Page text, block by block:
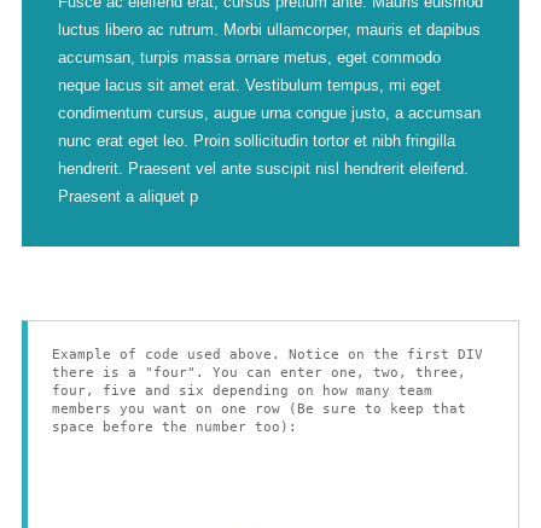
luctus libero ac rutrum. Morbi ullamcorper, mauris et dapibus
accumsan, turpis massa ornare metus, eget commodo
neque lacus sit amet erat. Vestibulum tempus, mi eget
condimentum cursus, augue urna congue justo, a accumsan
nunc erat eget leo. Proin sollicitudin tortor et nibh fringilla
hendrerit. Praesent vel ante suscipit nisl hendrerit eleifend.
Praesent a aliquet p
Example of code used above. Notice on the first DIV
there is a "four". You can enter one, two, three,
four, five and six depending on how many team
members you want on one row (Be sure to keep that
space before the number too):